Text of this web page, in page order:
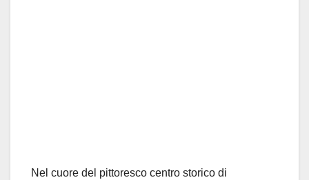
Nel cuore del pittoresco centro storico di